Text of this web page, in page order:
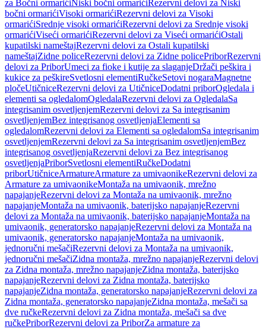
za Bočni ormarićiNiski bočni ormarićiRezervni delovi za Niski
bočni ormarićiVisoki ormarićiRezervni delovi za Visoki
ormarićiSrednje visoki ormarićiRezervni delovi za Srednje visoki
ormarićiViseći ormarićiRezervni delovi za Viseći ormarićiOstali
kupatilski nameštajRezervni delovi za Ostali kupatilski
nameštajZidne policeRezervni delovi za Zidne policePriborRezervni
delovi za PriborUmeci za fioke i kutije za slaganjeDržači peškira i
kukice za peškireSvetlosni elementiRučkeSetovi nogaraMagnetne
pločeUtičniceRezervni delovi za UtičniceDodatni priborOgledala i
elementi sa ogledalomOgledalaRezervni delovi za OgledalaSa
integrisanim osvetljenjemRezervni delovi za Sa integrisanim
osvetljenjemBez integrisanog osvetljenjaElementi sa
ogledalomRezervni delovi za Elementi sa ogledalomSa integrisanim
osvetljenjemRezervni delovi za Sa integrisanim osvetljenjemBez
integrisanog osvetljenjaRezervni delovi za Bez integrisanog
osvetljenjaPriborSvetlosni elementiRučkeDodatni
priborUtičniceArmatureArmature za umivaonikeRezervni delovi za
Armature za umivaonikeMontaža na umivaonik, mrežno
napajanjeRezervni delovi za Montaža na umivaonik, mrežno
napajanjeMontaža na umivaonik, baterijsko napajanjeRezervni
delovi za Montaža na umivaonik, baterijsko napajanjeMontaža na
umivaonik, generatorsko napajanjeRezervni delovi za Montaža na
umivaonik, generatorsko napajanjeMontaža na umivaonik,
jednoručni mešačiRezervni delovi za Montaža na umivaonik,
jednoručni mešačiZidna montaža, mrežno napajanjeRezervni delovi
za Zidna montaža, mrežno napajanjeZidna montaža, baterijsko
napajanjeRezervni delovi za Zidna montaža, baterijsko
napajanjeZidna montaža, generatorsko napajanjeRezervni delovi za
Zidna montaža, generatorsko napajanjeZidna montaža, mešači sa
dve ručkeRezervni delovi za Zidna montaža, mešači sa dve
ručkePriborRezervni delovi za PriborZa armature za